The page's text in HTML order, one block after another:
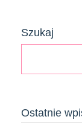
Szukaj
Ostatnie